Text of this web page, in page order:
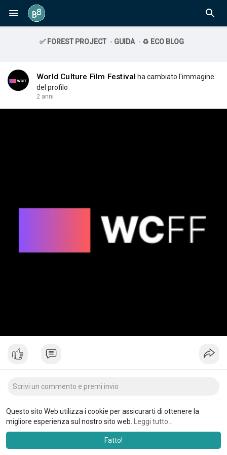
Questo sito Web utilizza i cookie per assicurarti di ottenere la
migliore esperienza sul nostro sito web.
Leggi tutto...
Fatto!
✅ FOREST PROJECT - GUIDA - ♻️ ECO BLOG
World Culture Film Festival ha cambiato l'immagine
del profilo
2 anni